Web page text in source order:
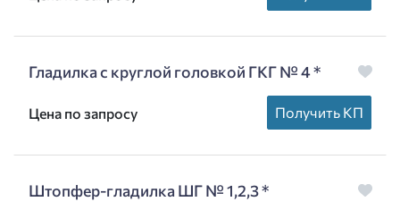
Гладилка с круглой головкой ГКГ № 4 *
Цена по запросу Получить КП
Штопфер-гладилка ШГ № 1,2,3 *